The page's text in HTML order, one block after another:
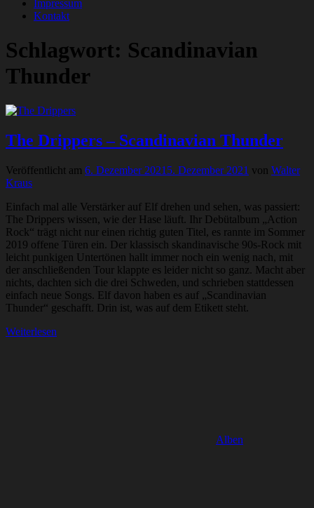
Impressum
Kontakt
Schlagwort: Scandinavian
Thunder
The Drippers – Scandinavian Thunder
Veröffentlicht am 6. Dezember 2021 5. Dezember 2021 von Walter
Kraus
Einfach mal alle Verstärker auf Elf drehen und sehen, was passiert:
The Drippers wissen, wie der Hase läuft. Ihr Debütalbum „Action
Rock“ trägt nicht nur einen richtig guten Titel, es rannte im Sommer
2019 offene Türen ein. Der klassisch skandinavische 90s-Rock mit
leicht punkigen Untertönen hallt immer noch ein wenig nach, mit
der anschließenden Tour klappte es leider nicht so ganz. Macht aber
nichts, dachten sich die drei Schweden, und schrieben stattdessen
einfach neue Songs. Elf davon haben es auf „Scandinavian
Thunder“ geschafft. Drin ist, was auf dem Etikett steht.
Weiterlesen
Alben